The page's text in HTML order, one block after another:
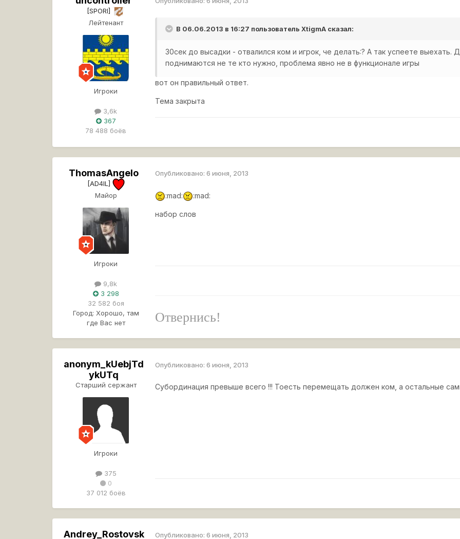
[SPORI]
Лейтенант
Игроки
3,6k
367
78 488 боёв
В 06.06.2013 в 16:27 пользовательXtigmA сказал:
30сек до высадки - отвалился ком и игрок, че делать:? А так успеете выехать.
поднимаются не те кто нужно, проблема явно не в функционале игры
вот он правильный ответ.
Тема закрыта
ThomasAngeIo
[AD4IL]
Майор
Игроки
9,8k
3 298
32 582 боя
Город: Хорошо, там
где Вас нет
Опубликовано:6 июня, 2013
:mad: :mad:
набор слов
Отвернись!
anonym_kUebjTd
ykUTq
Старший сержант
Игроки
375
0
37 012 боёв
Опубликовано:6 июня, 2013
Субординация превыше всего !!! Тоесть перемещать должен ком, а остальные
Andrey_Rostovsk Опубликовано:6 июня, 2013